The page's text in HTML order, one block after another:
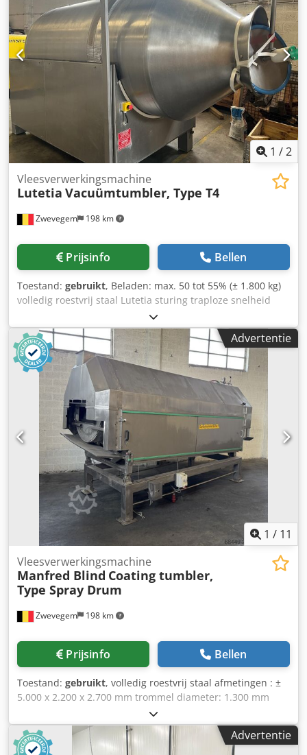
1 /2
Zwevegem 198 km
Vleesverwerkingsmachine
Lutetia Vacuümtumbler, Type T4
Prijsinfo Bellen
Toestand: gebruikt, Beladen: max. 50 tot 55% (± 1.800 kg)
volledig roestvrij staal Lutetia sturing traploze snelheid
(frequentieomvormer) 2 aandrijfmotoren (6,6 kW)
afmetingen (l x b x h) : ± 3.500 x 1.500 x 2.000 mm
laadhoogte : ± 1.150 mm gewicht 1.400 kg Cedpfxoziabwe
Acweha vacuümpomp niet inbegrepen
Advertentie
1 / 11
Zwevegem 198 km
Vleesverwerkingsmachine
Manfred Blind Coating tumbler,
Type Spray Drum
Prijsinfo Bellen
Toestand: gebruikt, volledig roestvrij staal afmetingen : ±
5.000 x 2.200 x 2.700 mm trommel diameter: 1.300 mm
netto trommel lengte 4.200 mm hellingshoek instelbaar
gemakkelijk reinigbaar Cedpfx Acozht Egowjha invoer
hoogte: ± 1.700 mm (eventueel aanpasbaar) loshoogte: ±
Advertentie